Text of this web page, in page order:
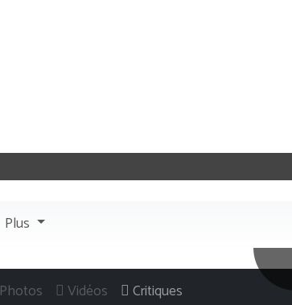
Plus
Photos Vidéos Critiques